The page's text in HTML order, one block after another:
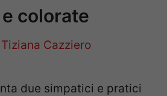
colorate
Tiziana Cazziero
due simpatici e pratici